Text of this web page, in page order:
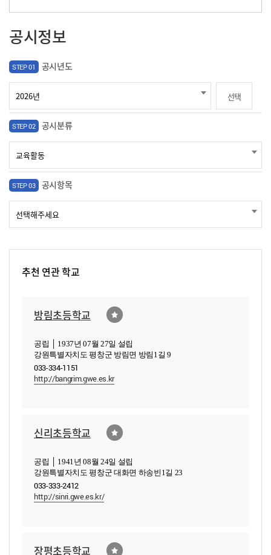
공시정보
STEP 01 공시년도
선택
STEP 02 공시분류
STEP 03 공시항목
추천 연관 학교
방림초등학교
공립 │ 1937년 07월 27일 설립
강원특별자치도 평창군 방림면 방림1길 9
033-334-1151
http://bangrim.gwe.es.kr
신리초등학교
공립 │ 1941년 08월 24일 설립
강원특별자치도 평창군 대화면 하송빈1길 23
033-333-2412
http://sinri.gwe.es.kr/
장평초등학교